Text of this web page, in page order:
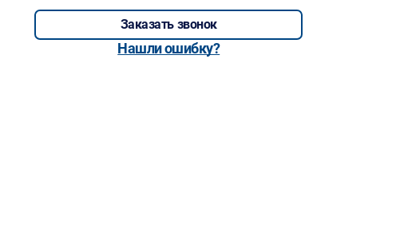
Заказать звонок
Нашли ошибку?